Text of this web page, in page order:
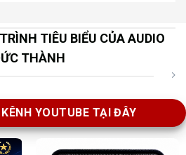
TIÊU BIỂU CỦA AUDIO
THÀNH
YOUTUBE TẠI ĐÂY